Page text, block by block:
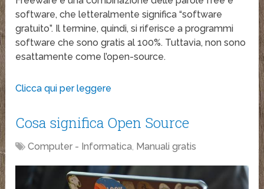
software, che letteralmente significa “software
gratuito”. Il termine, quindi, si riferisce a programmi
software che sono gratis al 100%. Tuttavia, non sono
esattamente come l’open-source.
Clicca qui per leggere
Cosa significa Open Source
Computer - Informatica, Manuali gratis